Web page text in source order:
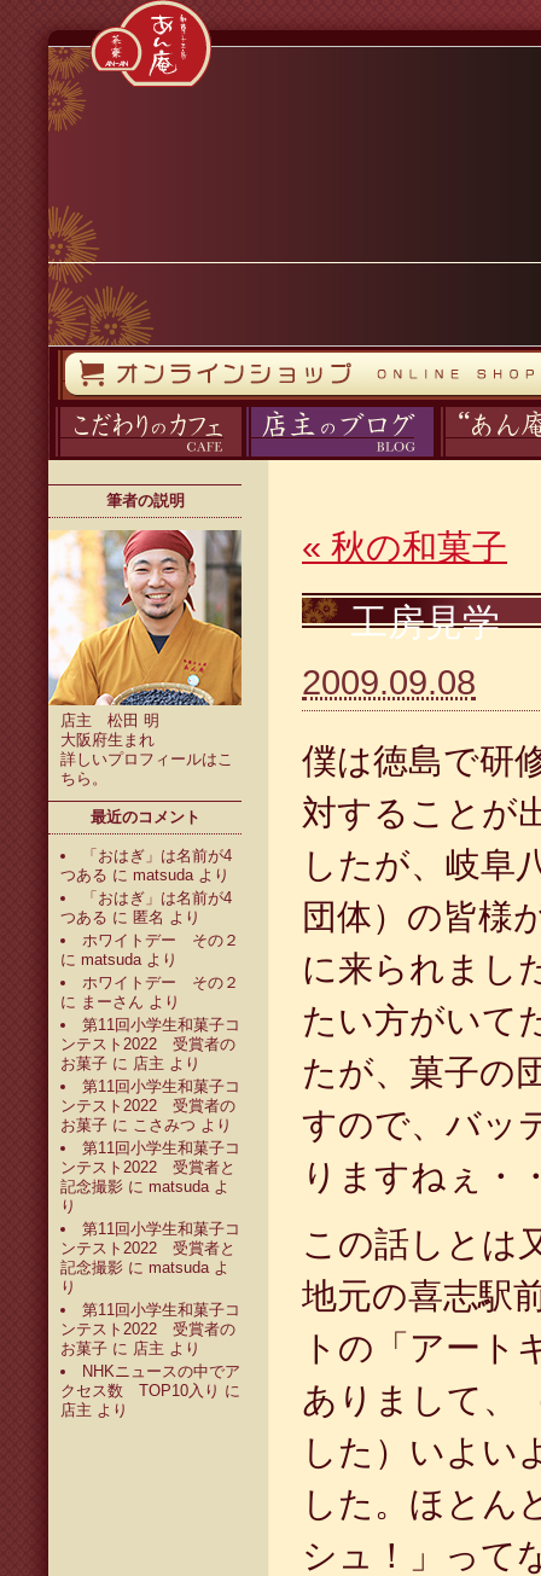
筆者の説明
店主 松田 明
大阪府生まれ
詳しいプロフィールはこ
ちら 。
最近のコメント
「おはぎ」は名前が4
つある に matsudaより
「おはぎ」は名前が4
つある に 匿名 より
ホワイトデー その２
に matsudaより
ホワイトデー その２
に まーさん より
第11回小学生和菓子コ
ンテスト2022 受賞者の
お菓子 に 店主 より
第11回小学生和菓子コ
ンテスト2022 受賞者の
お菓子 に こさみつ より
第11回小学生和菓子コ
ンテスト2022 受賞者と
記念撮影 に matsudaよ
り
第11回小学生和菓子コ
ンテスト2022 受賞者と
記念撮影 に matsudaよ
り
第11回小学生和菓子コ
ンテスト2022 受賞者の
お菓子 に 店主 より
NHKニュースの中でア
クセス数 TOP10入り に
店主 より
« 秋の和菓子
工房見学
2009.09.08
僕は徳島で研
対することが
したが、岐阜
団体）の皆様
に来られまし
たい方がいて
たが、菓子の
すので、バッ
りますねぇ・
この話しとは
地元の喜志駅
トの「アート
ありまして、
した）いよい
した。ほとん
シュ！」って